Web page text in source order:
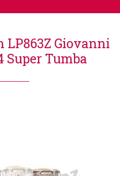
LP863Z Giovanni
Super Tumba